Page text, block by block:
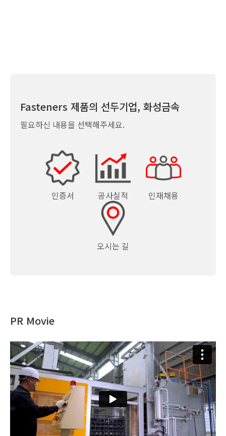
Fasteners 제품의 선두기업, 화성금속
필요하신 내용을 선택해주세요.
인증서 공사실적 인재채용
오시는 길
PR Movie